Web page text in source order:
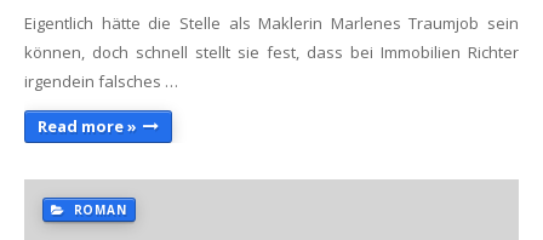
Eigentlich hätte die Stelle als Maklerin Marlenes Traumjob sein
können, doch schnell stellt sie fest, dass bei Immobilien Richter
irgendein falsches …
Read more »
ROMAN